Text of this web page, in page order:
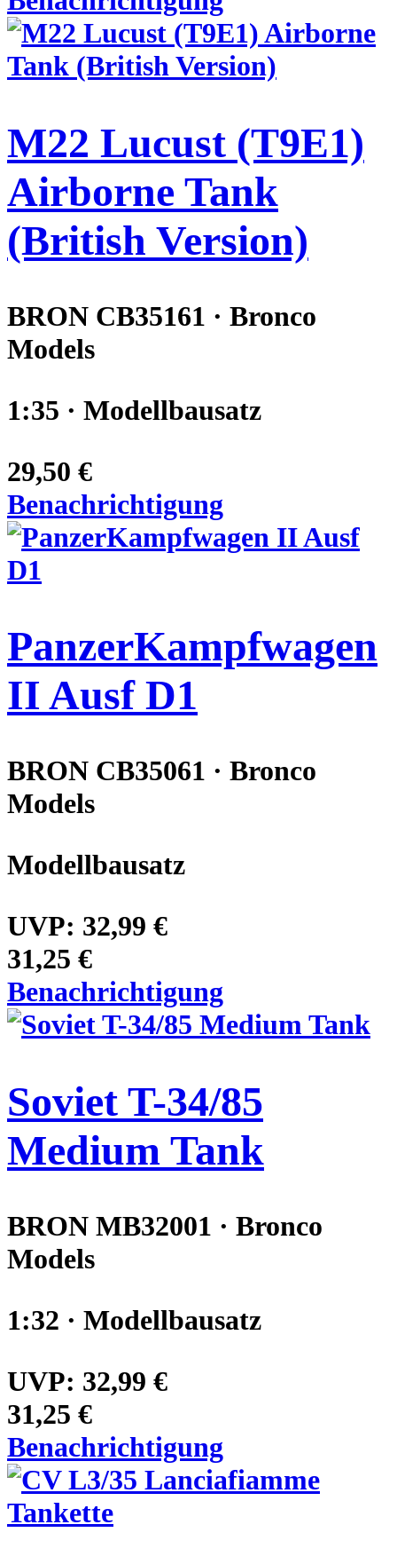
M22 Lucust (T9E1)
Airborne Tank
(British Version)
BRON CB35161 · Bronco
Models
1:35 · Modellbausatz
29,50 €
Benachrichtigung
PanzerKampfwagen
II Ausf D1
BRON CB35061 · Bronco
Models
Modellbausatz
UVP: 32,99 €
31,25 €
Benachrichtigung
Soviet T-34/85
Medium Tank
BRON MB32001 · Bronco
Models
1:32 · Modellbausatz
UVP: 32,99 €
31,25 €
Benachrichtigung